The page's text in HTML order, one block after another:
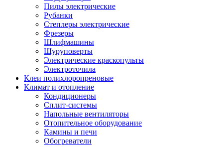
Пилы электрические
Рубанки
Степлеры электрические
Фрезеры
Шлифмашины
Шуруповерты
Электрические краскопульты
Электроточила
Клеи полихлоропреновые
Климат и отопление
Кондиционеры
Сплит-системы
Напольные вентиляторы
Отопительное оборудование
Камины и печи
Обогреватели